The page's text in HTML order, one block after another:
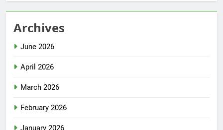
Archives
June 2026
April 2026
March 2026
February 2026
January 2026